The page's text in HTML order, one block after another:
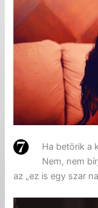
Ha betörik a
Nem, nem
az „ez is egy szar